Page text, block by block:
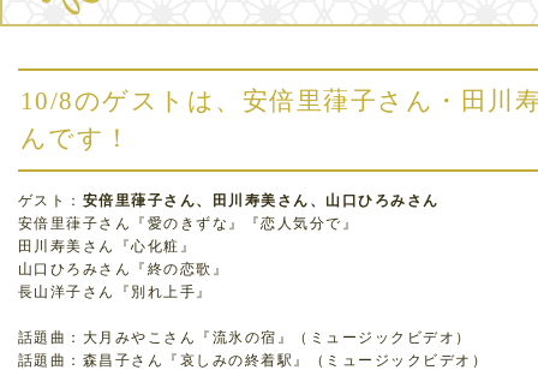
10/8のゲストは、安倍里葎子さん・田川
んです！
ゲスト： 安倍里葎子さん、田川寿美さん、山口ひろみさん
安倍里葎子さん『愛のきずな』『恋人気分で』
田川寿美さん『心化粧』
山口ひろみさん『終の恋歌』
長山洋子さん『別れ上手』
話題曲：大月みやこさん『流氷の宿』（ミュージックビデオ）
話題曲：森昌子さん『哀しみの終着駅』（ミュージックビデオ）